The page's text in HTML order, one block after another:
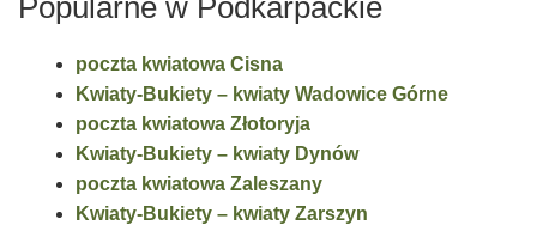
Popularne w Podkarpackie
poczta kwiatowa Cisna
Kwiaty-Bukiety – kwiaty Wadowice Górne
poczta kwiatowa Złotoryja
Kwiaty-Bukiety – kwiaty Dynów
poczta kwiatowa Zaleszany
Kwiaty-Bukiety – kwiaty Zarszyn